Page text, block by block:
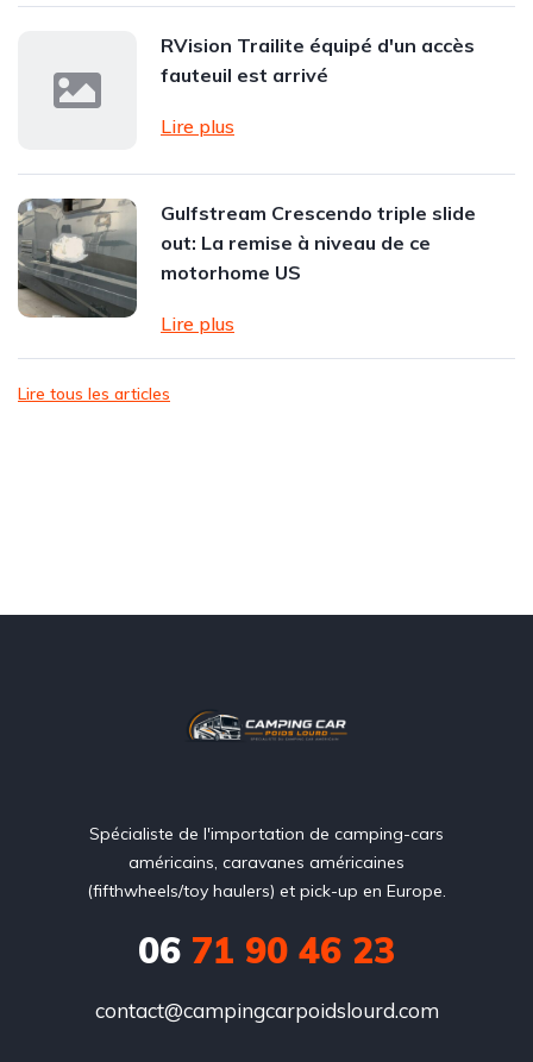
RVision Trailite équipé d'un accès
fauteuil est arrivé
Lire plus
Gulfstream Crescendo triple slide
out: La remise à niveau de ce
motorhome US
Lire plus
Lire tous les articles
Spécialiste de l'importation de camping-cars
américains, caravanes américaines
(fifthwheels/toy haulers) et pick-up en Europe.
06 71 90 46 23
contact@campingcarpoidslourd.com